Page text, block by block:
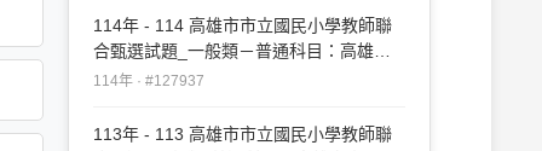
114年 - 114 高雄市市立國民小學教師聯
合甄選試題_一般類－普通科目：高雄文
明史#127937
114年 · #127937
113年 - 113 高雄市市立國民小學教師聯